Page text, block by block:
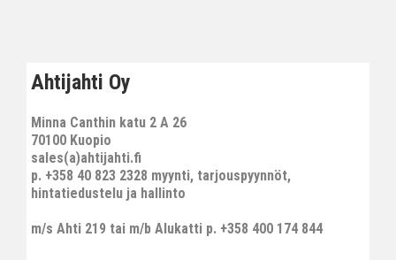
Ahtijahti Oy
Minna Canthin katu 2 A 26
70100 Kuopio
sales(a)ahtijahti.fi
p. +358 40 823 2328 myynti, tarjouspyynnöt,
hintatiedustelu ja hallinto
m/s Ahti 219 tai m/b Alukatti p. +358 400 174 844